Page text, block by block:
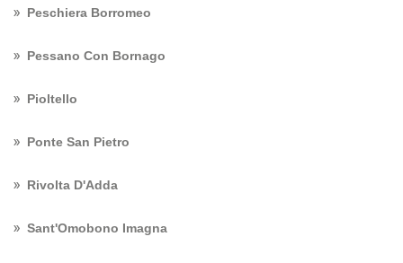
Peschiera Borromeo
Pessano Con Bornago
Pioltello
Ponte San Pietro
Rivolta D'Adda
Sant'Omobono Imagna